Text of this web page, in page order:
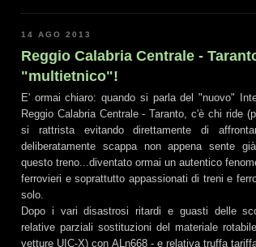
14 AGO 2013
Reggio Calabria Centrale -
"multietnico"!
E' ormai chiaro: quando si parla del "nuovo"
Reggio Calabria Centrale - Taranto, c'è chi ride
si rattrista evitando direttamente di
deliberatamente scappa non appena sente
questo treno...diventato ormai un autentico
ferrovieri e soprattutto appassionati di treni e
solo.
Dopo i vari disastrosi ritardi e guasti delle
relative parziali sostituzioni del materiale
vetture UIC-X) con ALn668 - e relativa truffa